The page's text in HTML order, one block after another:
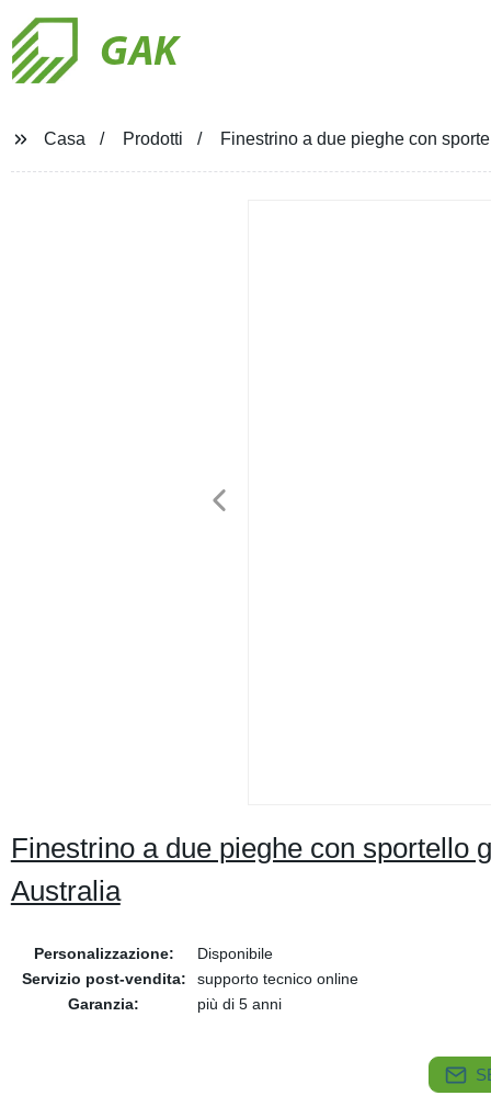
GAK
Casa Prodotti Finestrino a due pieghe con
Finestrino a due pieghe con sportello
Australia
Personalizzazione:
Disponibile
Servizio post-vendita:
supporto tecnico online
Garanzia:
più di 5 anni